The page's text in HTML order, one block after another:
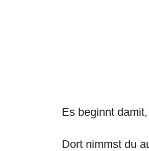
Es beginnt
Dort nimmst du